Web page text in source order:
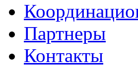
Партнеры
Контакты